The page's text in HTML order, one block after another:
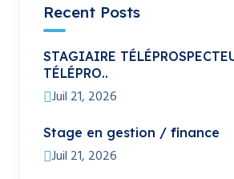
Recent Posts
STAGIAIRE
TÉLÉPRO..
Juil 21, 2026
Stage en gestion / finance
Juil 21, 2026